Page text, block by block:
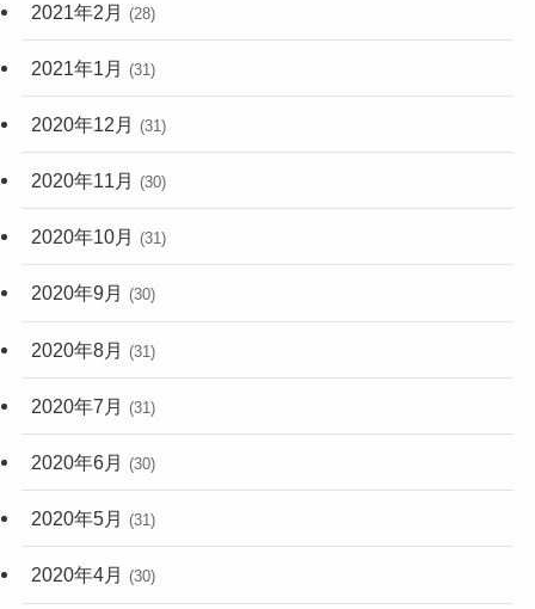
2021年2月 (28)
2021年1月 (31)
2020年12月 (31)
2020年11月 (30)
2020年10月 (31)
2020年9月 (30)
2020年8月 (31)
2020年7月 (31)
2020年6月 (30)
2020年5月 (31)
2020年4月 (30)